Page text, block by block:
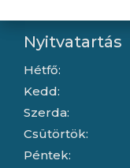
Nyitvatartás
Hétfő:
Kedd:
Szerda:
Csütörtök:
Péntek: